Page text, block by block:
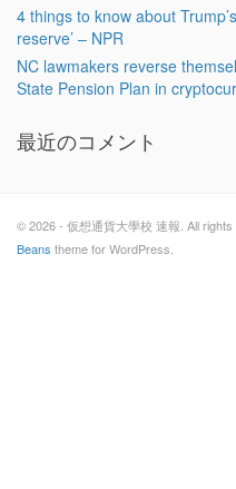
4 things to know about
reserve’ – NPR
NC lawmakers reverse
State Pension Plan in
最近のコメント
© 2026 - 仮想通貨大學校 速報. All rights
Beans theme for WordPress.